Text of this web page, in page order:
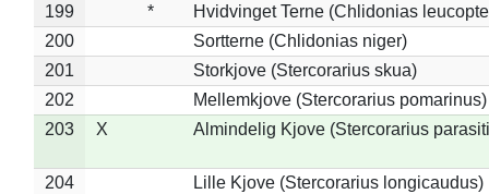
199
*
Hvidvinget Terne (Chlidonias
200
Sortterne (Chlidonias niger)
201
Storkjove (Stercorarius skua)
202
Mellemkjove (Stercorarius pomarinus)
203
X Almindelig Kjove (Stercorarius
204
Lille Kjove (Stercorarius longicaudus)